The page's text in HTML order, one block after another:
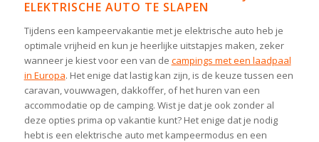
ELEKTRISCHE AUTO TE SLAPEN
Tijdens een kampeervakantie met je elektrische auto heb je
optimale vrijheid en kun je heerlijke uitstapjes maken, zeker
wanneer je kiest voor een van de campings met een laadpaal
in Europa. Het enige dat lastig kan zijn, is de keuze tussen een
caravan, vouwwagen, dakkoffer, of het huren van een
accommodatie op de camping. Wist je dat je ook zonder al
deze opties prima op vakantie kunt? Het enige dat je nodig
hebt is een elektrische auto met kampeermodus en een